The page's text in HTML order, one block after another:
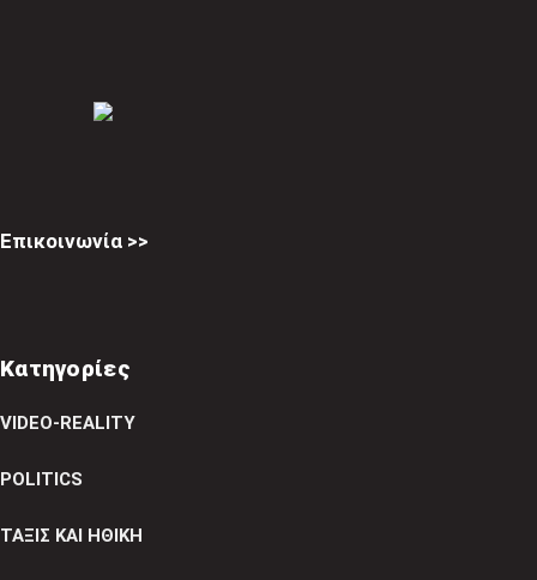
Επικοινωνία >>
Κατηγορίες
VIDEO-REALITY
POLITICS
ΤΑΞΙΣ ΚΑΙ ΗΘΙΚΗ